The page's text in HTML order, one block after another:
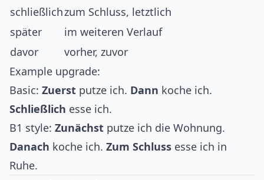
schließlichzum Schluss, letztlich
später
im weiteren Verlauf
davor
vorher, zuvor
Example upgrade:
Basic: Zuerst putze ich. Dann koche ich.
Schließlich esse ich.
B1 style: Zunächst putze ich die Wohnung.
Danach koche ich. Zum Schluss esse ich in
Ruhe.